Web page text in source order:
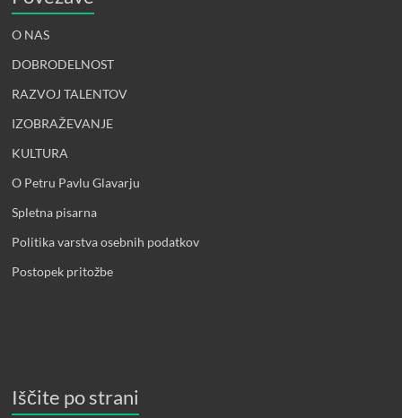
O NAS
DOBRODELNOST
RAZVOJ TALENTOV
IZOBRAŽEVANJE
KULTURA
O Petru Pavlu Glavarju
Spletna pisarna
Politika varstva osebnih podatkov
Postopek pritožbe
Iščite po strani